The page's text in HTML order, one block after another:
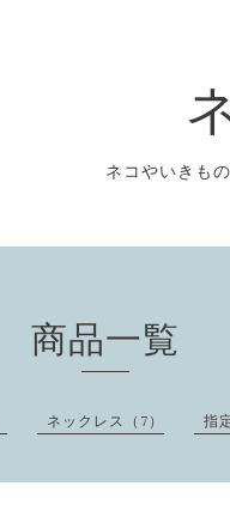
ネコやいきも
商品一覧
ネックレス（7） 指